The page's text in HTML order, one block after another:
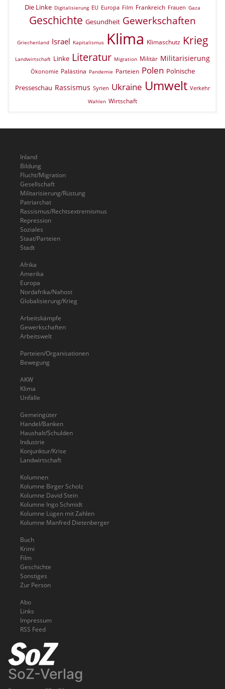
Die Linke Digitalisierung EU Europa Film Frankreich Frauen Gaza
Geschichte Gesundheit Gewerkschaften
Griechenland Israel Kapitalismus Klima Klimaschutz Krieg
Landwirtschaft Linke Literatur Migration Militär Militarisierung
Ökonomie Palästina Pandemie Parteien Polen Polnische
Presseschau Rassismus Syrien Ukraine Umwelt Verkehr
Wahlen Wirtschaft
Inland
Bildung
Flucht/Migration
Gesellschaft
Militarisierung/Rüstung
Patriarchat
Rassismus/Rechtsextremismus
Repression
Soziales
Staat/Parteien
Stadt
Afrika
Amerika
Europa
Nordafrika/Nahost
Globalisierung/Krieg
Arbeitskämpfe
Gewerkschaften
Arbeitswelt
Parteien/Organisationen
Bewegung
AKW
Klima
Unfälle
Gemeingüter
Handel/Banken
Haushalt/Schulden
Industrie
Konjunktur/Krise
Landwirtschaft
Kolumnen
Kolumne Birger Scholz
Kolumne David Stein
Kolumne Ingo Schmidt
Kolumne Lügen mit Zahlen
Kolumne Manfred Dietenberger
Buch
Krimi
Film
Geschichte
Sonstiges
Zur Person
Abo
Links
Impressum
RSS Feed
SoZ-Verlag